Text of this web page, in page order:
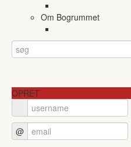
Om Bogrummet
OPRET
@